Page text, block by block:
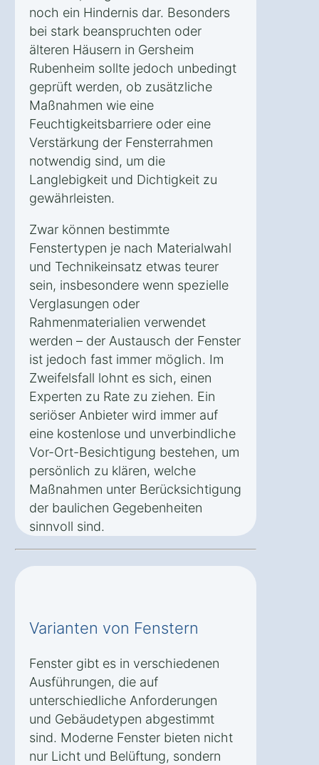
noch ein Hindernis dar. Besonders
bei stark beanspruchten oder
älteren Häusern in Gersheim
Rubenheim sollte jedoch unbedingt
geprüft werden, ob zusätzliche
Maßnahmen wie eine
Feuchtigkeitsbarriere oder eine
Verstärkung der Fensterrahmen
notwendig sind, um die
Langlebigkeit und Dichtigkeit zu
gewährleisten.
Zwar können bestimmte
Fenstertypen je nach Materialwahl
und Technikeinsatz etwas teurer
sein, insbesondere wenn spezielle
Verglasungen oder
Rahmenmaterialien verwendet
werden – der Austausch der Fenster
ist jedoch fast immer möglich. Im
Zweifelsfall lohnt es sich, einen
Experten zu Rate zu ziehen. Ein
seriöser Anbieter wird immer auf
eine kostenlose und unverbindliche
Vor-Ort-Besichtigung bestehen, um
persönlich zu klären, welche
Maßnahmen unter Berücksichtigung
der baulichen Gegebenheiten
sinnvoll sind.
Varianten von Fenstern
Fenster gibt es in verschiedenen
Ausführungen, die auf
unterschiedliche Anforderungen
und Gebäudetypen abgestimmt
sind. Moderne Fenster bieten nicht
nur Licht und Belüftung, sondern